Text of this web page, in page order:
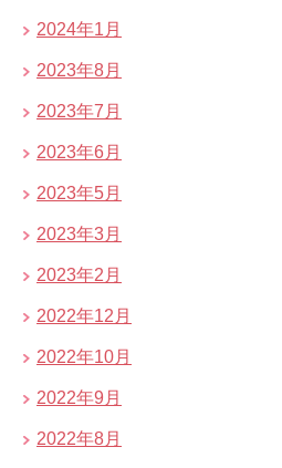
2024年1月
2023年8月
2023年7月
2023年6月
2023年5月
2023年3月
2023年2月
2022年12月
2022年10月
2022年9月
2022年8月